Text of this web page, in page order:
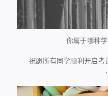
你属于哪种
祝愿所有同学顺利开启考
7